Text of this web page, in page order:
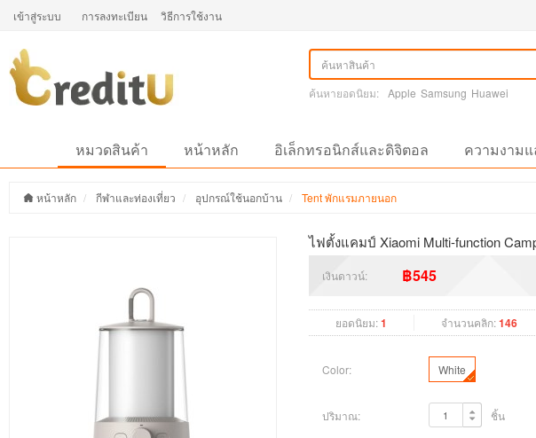
เข้าสู่ระบบ การลงทะเบียน วิธีการใช้งาน
ค้นหายอดนิยม: Apple Samsung Huawei
หมวดสินค้า หน้าหลัก อิเล็กทรอนิกส์และดิจิตอล ความงาม
หน้าหลัก กีฬาและท่องเที่ยว อุปกรณ์ใช้นอกบ้าน Tent พักแรมภายนอก
ไฟตั้งแคมป์ Xiaomi Multi-function
เงินดาวน์: ฿545
ยอดนิยม:1 จำนวนคลิก:146
Color: White
ปริมาณ: ชิ้น